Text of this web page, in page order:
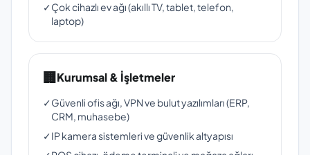
✓Çok cihazlı ev ağı (akıllı TV, tablet, telefon,
laptop)
🏢Kurumsal & İşletmeler
✓Güvenli ofis ağı, VPN ve bulut yazılımları (ERP,
CRM, muhasebe)
✓IP kamera sistemleri ve güvenlik altyapısı